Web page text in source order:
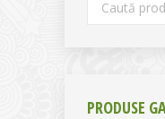
PRODUSE